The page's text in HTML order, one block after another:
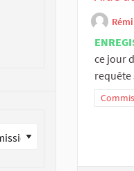
ce jour
requête